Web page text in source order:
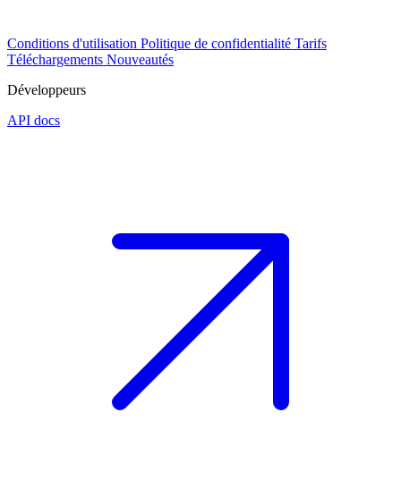
Conditions d'utilisation Politique de confidentialité Tarifs
Téléchargements Nouveautés
Développeurs
API docs